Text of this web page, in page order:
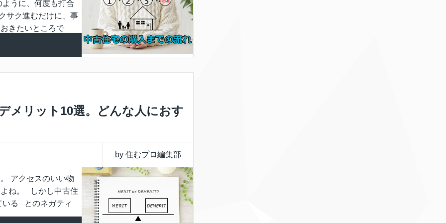
うに、何度も打合
サク進むだけに、事
きたいところで
メリット10選。どんな人におす
by 住むプロ編集部
アクセスのいい物
ね。 しかし中古住
る とのネガティ